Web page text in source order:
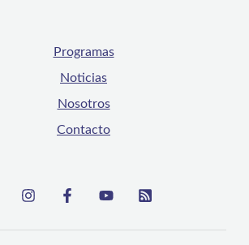
Programas
Noticias
Nosotros
Contacto